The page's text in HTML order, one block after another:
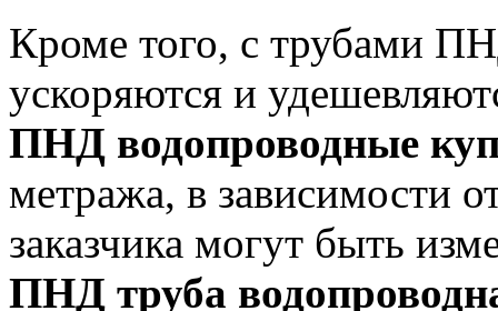
Кроме того, с трубами
ускоряются и
ПНД водопроводные
метража, в зависимости
заказчика могут быть
ПНД труба